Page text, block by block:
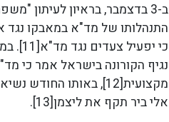
ב-3 בדצמבר, בראיון לעיתון
התנהלותו של מד"א במאבקו נגד
נגיף הקורונה בישראל אמר כי
מקצועית[12], באותו
אלי ביר תקף את ליצמן[13].